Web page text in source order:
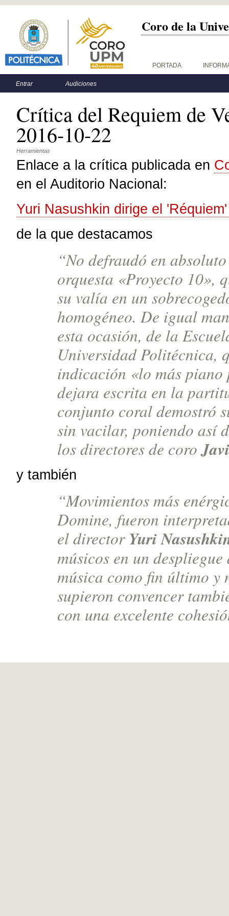
Coro de la
Menú principal PORTADA
Menú secundario
Entrar Audiciones
Crítica del Requiem de
2016-10-22
Herramientas
Enlace a la crítica publicada en
en el Auditorio Nacional:
Yuri Nasushkin dirige el
de la que destacamos
“No defraudó en
orquesta «Proyecto 10»,
su valía en un
homogéneo. De igual
esta ocasión, de la
Universidad Politécnica,
indicación «lo más
dejara escrita en la
conjunto coral demostró
sin vacilar, poniendo así
los directores de coro
y también
“Movimientos más
Domine, fueron
el director Yuri
músicos en un
música como fin último y
supieron convencer
con una excelente